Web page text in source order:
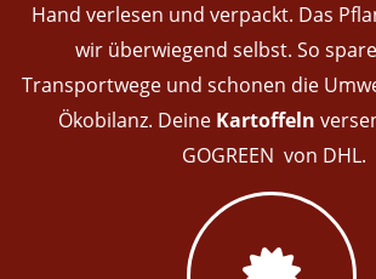
Hand verlesen und verpackt. Das
wir überwiegend selbst. So
Transportwege und schonen die
Ökobilanz. Deine Kartoffeln
GOGREEN von DHL.